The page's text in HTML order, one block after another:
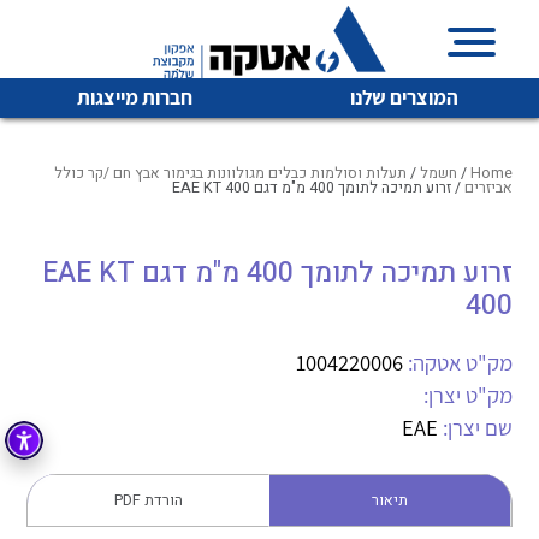
המוצרים שלנו חברות מייצגות
איכות | שרות | זמינות
אטקה בע”מ היא החברה הגדולה והמובילה בישראל בשיווק
מיתוג, בקרה , ואינסטלציה חשמלית ופעילה ב7 תחומים:
חשמל
קופסאות וארונות לחשמל, בקרה ואלקטרוניקה
לכל מוצרי היצרן לכל מוצרי היצרן
לכל מוצרי היצרן לכל מוצרי היצרן
Home
/ חשמל / תעלות וסולמות כבלים מגולוונות בגימור אבץ חם /קר כולל
אביזרים / זרוע תמיכה לתומך 400 מ"מ דגם EAE KT 400
זרוע תמיכה לתומך 400 מ"מ דגם EAE KT
400
מק"ט אטקה: 1004220006
מק"ט יצרן:
שם יצרן: EAE
תיאור הורדת PDF